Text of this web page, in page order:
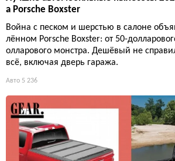
а Porsche Boxster
Война с песком и шерстью в салоне
лённом Porsche Boxster: от 50-
олларового монстра. Дешёвый не
всё, включая дверь гаража.
Авто 5 236